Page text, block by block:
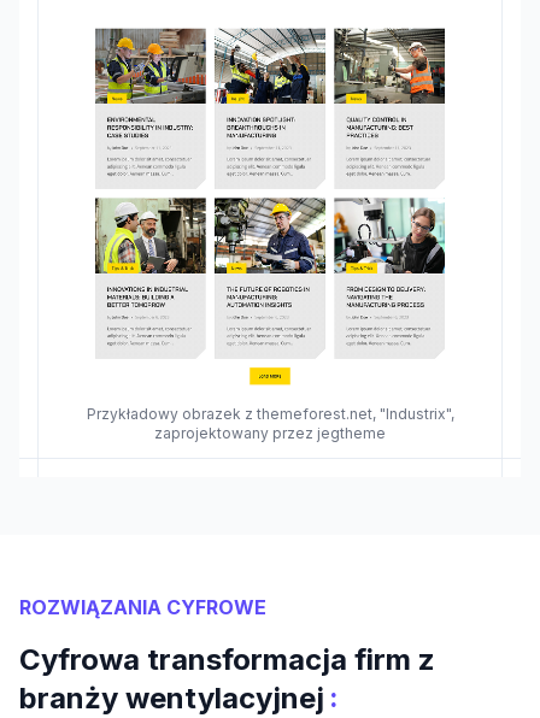
Przykładowy obrazek z themeforest.net, "Industrix",
zaprojektowany przez jegtheme
ROZWIĄZANIA CYFROWE
Cyfrowa transformacja firm z
branży wentylacyjnej :